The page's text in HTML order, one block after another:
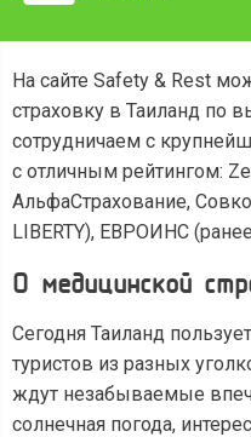
На сайте Safety & Rest
страховку в Таиланд по
сотрудничаем с
с отличным рейтингом:
АльфаСтрахование,
LIBERTY), ЕВРОИНС
О медицинской
Сегодня Таиланд
туристов из разных
ждут незабываемые
солнечная погода,